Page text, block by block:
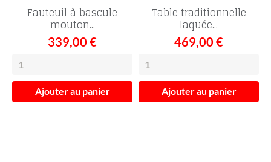
Fauteuil à bascule
mouton...
339,00 €
Ajouter au panier
Table traditionnelle
laquée...
469,00 €
Ajouter au panier